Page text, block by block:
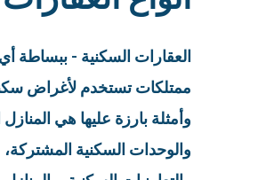
العقارات السكنية - ببساطة أي
ممتلكات تستخدم لأغراض
وأمثلة بارزة عليها هي المنازل
والوحدات السكنية المشتركة،